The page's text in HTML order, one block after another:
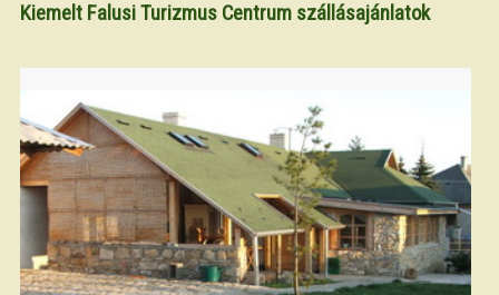
Kiemelt Falusi Turizmus Centrum szállásajánlatok